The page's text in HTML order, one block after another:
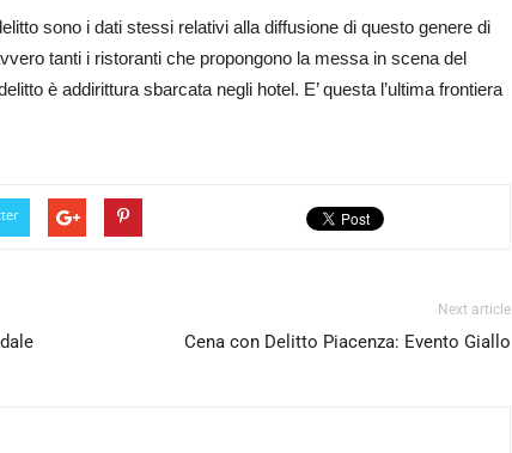
sono i dati stessi relativi alla diffusione di questo genere di
tanti i ristoranti che propongono la messa in scena del
è addirittura sbarcata negli hotel. E’ questa l’ultima frontiera
Next article
Cena con Delitto Piacenza: Evento Giallo